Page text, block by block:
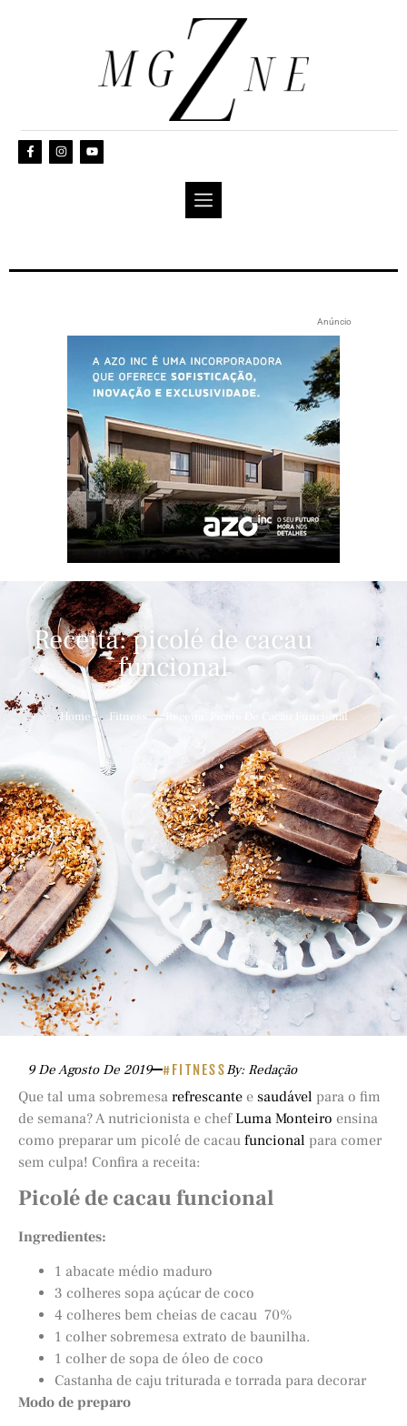
Anúncio
Receita: picolé de cacau
funcional
Home Fitness Receita: Picolé De Cacau Funcional
9 De Agosto De 2019 #FITNESSBy: Redação
Que tal uma sobremesa refrescante e saudável para o fim
de semana? A nutricionista e chefLuma Monteiro ensina
como preparar um picolé de cacau funcional para comer
sem culpa! Confira a receita:
Picolé de cacau funcional
Ingredientes:
1 abacate médio maduro
3 colheres sopa açúcar de coco
4 colheres bem cheias de cacau 70%
1 colher sobremesa extrato de baunilha.
1 colher de sopa de óleo de coco
Castanha de caju triturada e torrada para decorar
Modo de preparo